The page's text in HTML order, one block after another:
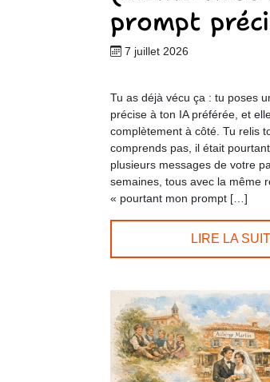
prompt
7 juillet 2026
Tu as déjà vécu ça : tu poses
précise à ton IA préférée, et
complètement à côté. Tu relis
comprends pas, il était
plusieurs messages de votre
semaines, tous avec la même
« pourtant mon prompt […]
LIRE LA